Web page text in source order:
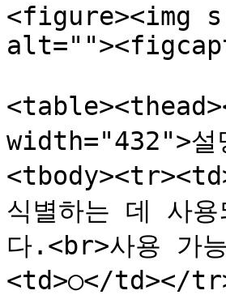
<figure><img
width="432">
식별하는 데 사
다.<br>사용 가
<td>○</td></